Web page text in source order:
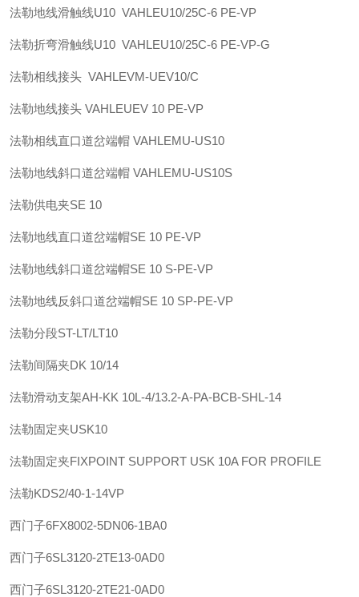
法勒地线滑触线U10 VAHLEU10/25C-6 PE-VP
法勒折弯滑触线U10 VAHLEU10/25C-6 PE-VP-G
法勒相线接头 VAHLEVM-UEV10/C
法勒地线接头 VAHLEUEV 10 PE-VP
法勒相线直口道岔端帽 VAHLEMU-US10
法勒地线斜口道岔端帽 VAHLEMU-US10S
法勒供电夹SE 10
法勒地线直口道岔端帽SE 10 PE-VP
法勒地线斜口道岔端帽SE 10 S-PE-VP
法勒地线反斜口道岔端帽SE 10 SP-PE-VP
法勒分段ST-LT/LT10
法勒间隔夹DK 10/14
法勒滑动支架AH-KK 10L-4/13.2-A-PA-BCB-SHL-14
法勒固定夹USK10
法勒固定夹FIXPOINT SUPPORT USK 10A FOR PROFILE
法勒KDS2/40-1-14VP
西门子6FX8002-5DN06-1BA0
西门子6SL3120-2TE13-0AD0
西门子6SL3120-2TE21-0AD0